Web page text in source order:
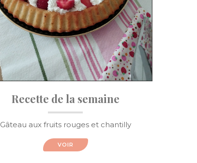
Recette de la semaine
Gâteau aux fruits rouges et chantilly
VOIR